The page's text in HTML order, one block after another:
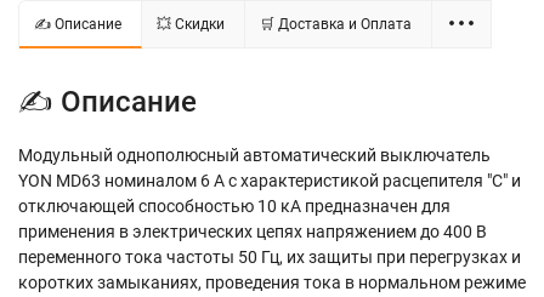
✍ Описание 💥 Скидки 🛒 Доставка и Оплата
✍ Описание
Модульный однополюсный автоматический выключатель
YON MD63 номиналом 6 A с характеристикой расцепителя "C" и
отключающей способностью 10 кА предназначен для
применения в электрических цепях на­пряжением до 400 В
переменного тока частоты 50 Гц, их защиты при перегрузках и
коротких замыканиях, проведения тока в нормальном режиме